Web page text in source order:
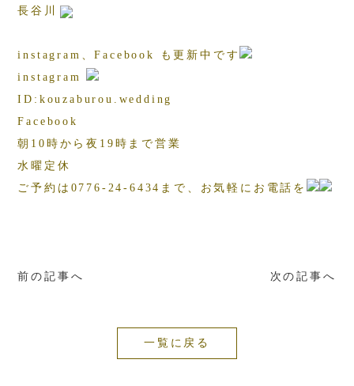
長谷川
instagram、Facebook も更新中です
instagram
ID:kouzaburou.wedding
Facebook
朝10時から夜19時まで営業
水曜定休
ご予約は0776-24-6434まで、お気軽にお電話を
前の記事へ 次の記事へ
一覧に戻る